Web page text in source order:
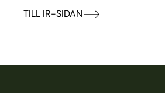
TILL IR-SIDAN